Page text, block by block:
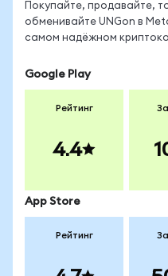
Покупайте, продавайте,
обменивайте UNGon в
самом надёжном
Google Play
Рейтинг
4.4
App Store
Рейтинг